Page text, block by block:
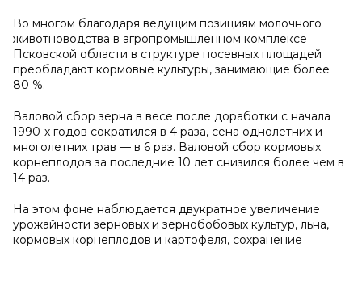
Во многом благодаря ведущим позициям молочного
животноводства в агропромышленном комплексе
Псковской области в структуре посевных площадей
преобладают кормовые культуры, занимающие более
80 %.
Валовой сбор зерна в весе после доработки с начала
1990-х годов сократился в 4 раза, сена однолетних и
многолетних трав — в 6 раз. Валовой сбор кормовых
корнеплодов за последние 10 лет снизился более чем в
14 раз.
На этом фоне наблюдается двукратное увеличение
урожайности зерновых и зернобобовых культур, льна,
кормовых корнеплодов и картофеля, сохранение